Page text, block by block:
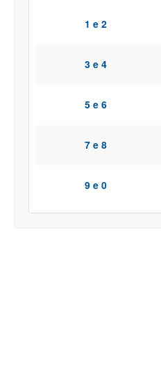
1 e 2
3 e 4
5 e 6
7 e 8
9 e 0